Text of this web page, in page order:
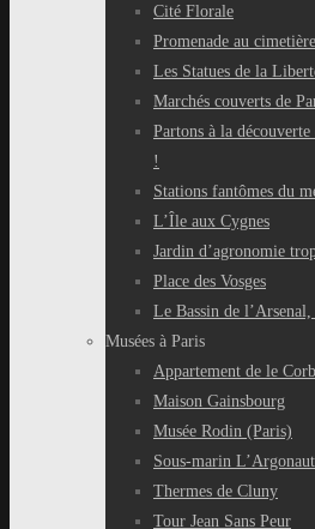
Cité Florale
Promenade au
Les Statues de la
Marchés couverts de
Partons à la découverte
!
Stations fantômes du
L’Île aux Cygnes
Jardin d’agronomie
Place des Vosges
Le Bassin de
Musées à Paris
Appartement de le
Maison Gainsbourg
Musée Rodin (Paris)
Sous-marin
Thermes de Cluny
Tour Jean Sans Peur